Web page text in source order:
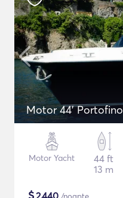
Motor 44' Portofino
Motor Yacht
44 ft
13 m
2,440